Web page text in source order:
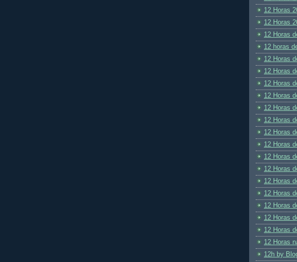
12 Horas
12 Horas
12 Horas
12 horas
12 Horas
12 Horas
12 Horas
12 Horas
12 Horas
12 Horas
12 Horas
12 Horas
12 Horas
12 Horas
12 Horas
12 Horas
12 Horas
12 Horas
12 Horas
12 Horas
12h by